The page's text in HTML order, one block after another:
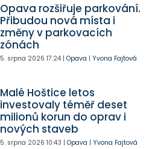
Opava rozšiřuje parkování.
Přibudou nová místa i
změny v parkovacích
zónách
5. srpna 2026 17:24| Opava | Yvona Fajtová
Malé Hoštice letos
investovaly téměř deset
milionů korun do oprav i
nových staveb
5. srpna 2026 10:43 | Opava | Yvona Fajtová